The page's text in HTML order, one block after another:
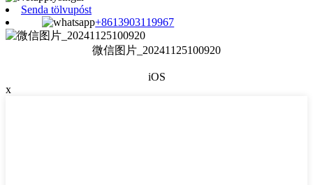
Senda tölvupóst
+8613903119967
微信图片_20241125100920
iOS
x